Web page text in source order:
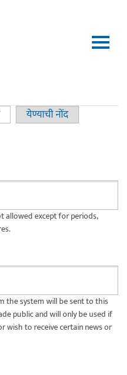
(active tab)येण्याची नोंद
allowed except for periods,
the system will be sent to this
public and will only be used if
wish to receive certain news or